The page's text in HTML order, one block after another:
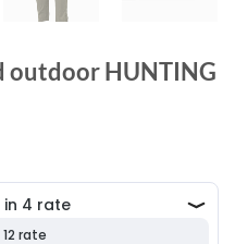
outdoor HUNTING